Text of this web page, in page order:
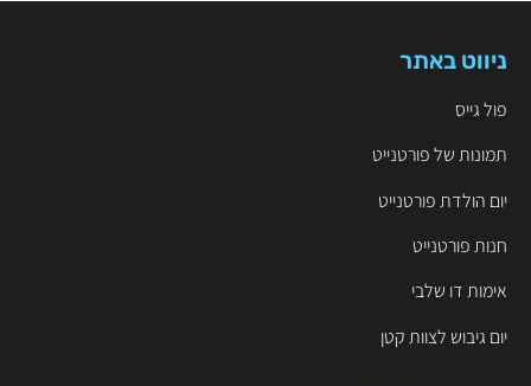
ניווט באתר
פול גייס
תמונות של פורטנייט
יום הולדת פורטנייט
חנות פורטנייט
אימות דו שלבי
יום גיבוש לצוות קטן